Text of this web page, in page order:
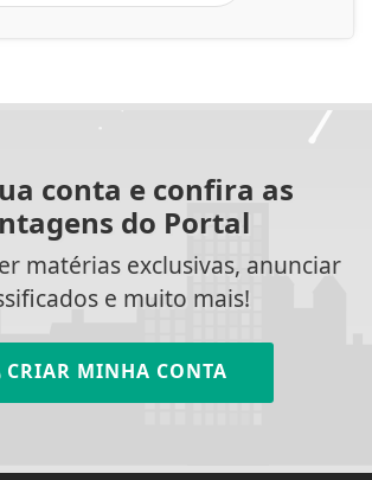
conta e confira as
do Portal
matérias exclusivas, anunciar
e muito mais!
CRIAR MINHA CONTA